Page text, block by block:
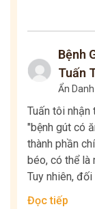
Bệnh
Tuấn
Ẩn Danh
Tuấn tôi
"bệnh gút có
thành phần
béo, có thể là
Tuy nhiên,
Đọc tiếp